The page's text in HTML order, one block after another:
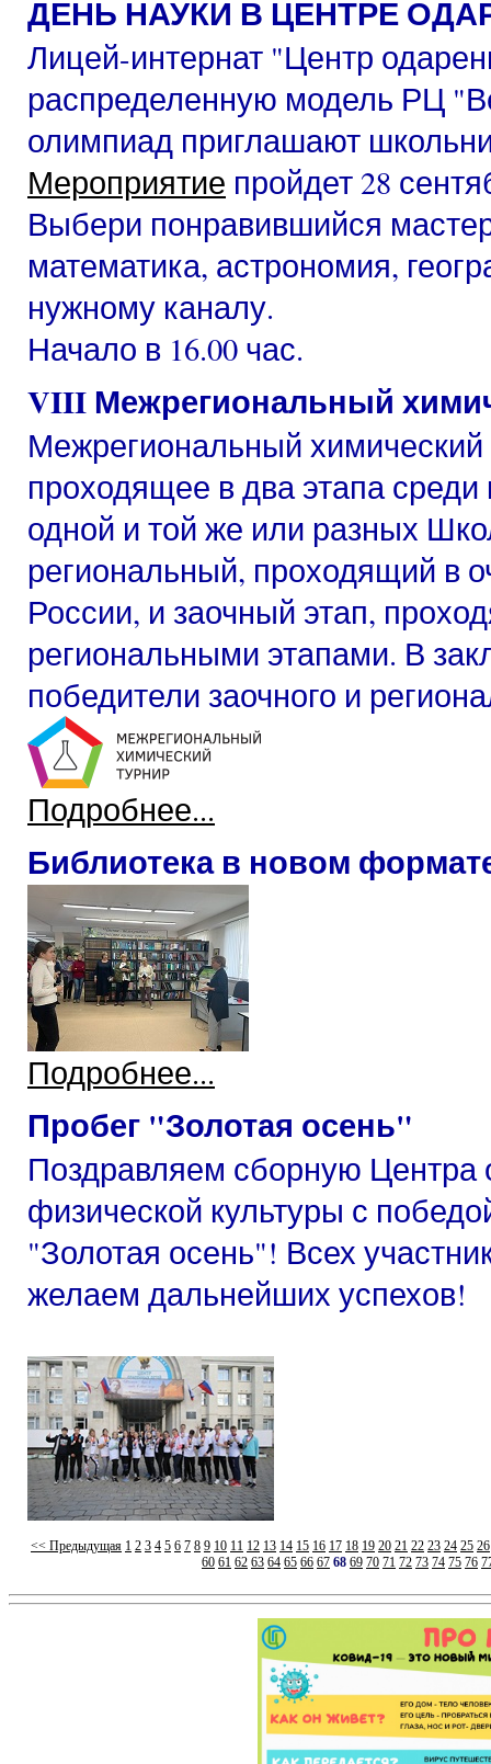
ДЕНЬ НАУКИ В ЦЕНТРЕ
Лицей-интернат "Центр
распределенную модель РЦ
олимпиад приглашают
Мероприятие пройдет 28
Выбери понравившийся
математика, астрономия,
нужному каналу.
Начало в 16.00 час.
VIII Межрегиональный
Межрегиональный
проходящее в два этапа
одной и той же или разных
региональный, проходящий в
России, и заочный этап,
региональными этапами. В
победители заочного и
Подробнее...
Библиотека в новом
Подробнее...
Пробег "Золотая осень"
Поздравляем сборную Центра
физической культуры с
"Золотая осень"! Всех
желаем дальнейших успехов!
<< Предыдущая 1 2 3 4 5 6 7 8 9 10 11 12 13 14 15 16 17 18 19 20 21 22 23 24 25 26
60 61 62 63 64 65 66 67 68 69 70 71 72 73 74 75 76